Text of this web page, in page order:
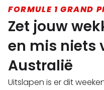
FORMULE 1 GRAND
Zet jouw
en mis niets
Australië
Uitslapen is er dit